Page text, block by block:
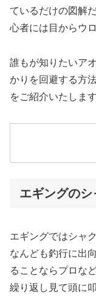
ているだけの図解
心者には目からウ
誰もが知りたいア
かりを回避する方
をご紹介いたします
エギングの
エギングではシャ
なんども釣行に出
ることならプロな
繰り返し見て頭に